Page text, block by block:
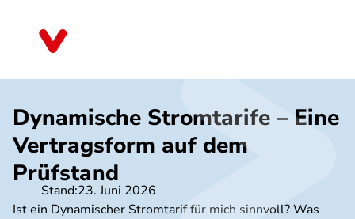
Dynamische Stromtarife – Eine
Vertragsform auf dem
Prüfstand
Stand:23. Juni 2026
Ist ein Dynamischer Stromtarif für mich sinnvoll? Was